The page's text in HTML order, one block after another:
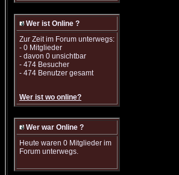
Wer ist Online ?
Zur Zeit im Forum unterwegs:
- 0 Mitglieder
- davon 0 unsichtbar
- 474 Besucher
- 474 Benutzer gesamt
Wer ist wo online?
Wer war Online ?
Heute waren 0 Mitglieder im
Forum unterwegs.